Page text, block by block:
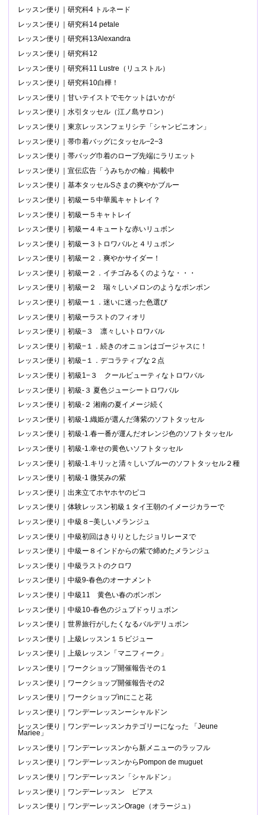
レッスン便り｜研究科4 トルネード
レッスン便り｜研究科14 petale
レッスン便り｜研究科13Alexandra
レッスン便り｜研究科12
レッスン便り｜研究科11 Lustre（リュストル）
レッスン便り｜研究科10白樺！
レッスン便り｜甘いテイストでモケットはいかが
レッスン便り｜水引タッセル（江ノ島サロン）
レッスン便り｜東京レッスンフェリシテ「シャンピニオン」
レッスン便り｜帯巾着バッグにタッセル−2−3
レッスン便り｜帯バッグ巾着のロープ先端にラリエット
レッスン便り｜宣伝広告「うみちかの輪」掲載中
レッスン便り｜基本タッセルSさまの爽やかブルー
レッスン便り｜初級ー５中華風キャトレイ？
レッスン便り｜初級ー５キャトレイ
レッスン便り｜初級ー４キュートな赤いリュボン
レッスン便り｜初級ー３トロワバルと４リュボン
レッスン便り｜初級ー２．爽やかサイダー！
レッスン便り｜初級ー２．イチゴみるくのような・・・
レッスン便り｜初級ー２ 瑞々しいメロンのようなポンポン
レッスン便り｜初級ー１．迷いに迷った色選び
レッスン便り｜初級ーラストのフィオリ
レッスン便り｜初級−３ 凛々しいトロワバル
レッスン便り｜初級−１．続きのオニョンはゴージャスに！
レッスン便り｜初級−１．デコラティブな２点
レッスン便り｜初級1−３ クールビューティなトロワバル
レッスン便り｜初級-３ 夏色ジューシートロワバル
レッスン便り｜初級-２ 湘南の夏イメージ続く
レッスン便り｜初級-1.織姫が選んだ薄紫のソフトタッセル
レッスン便り｜初級-1.春一番が運んだオレンジ色のソフトタッセル
レッスン便り｜初級-1.幸せの黄色いソフトタッセル
レッスン便り｜初級-1.キリッと清々しいブルーのソフトタッセル２種
レッスン便り｜初級-1 微笑みの紫
レッスン便り｜出来立てホヤホヤのピコ
レッスン便り｜体験レッスン初級１タイ王朝のイメージカラーで
レッスン便り｜中級８−美しいメランジュ
レッスン便り｜中級初回はきりりとしたジョリレーヌで
レッスン便り｜中級ー８インドからの紫で締めたメランジュ
レッスン便り｜中級ラストのクロワ
レッスン便り｜中級9-春色のオーナメント
レッスン便り｜中級11 黄色い春のボンボン
レッスン便り｜中級10-春色のジュプドゥリュボン
レッスン便り｜世界旅行がしたくなるバルデリュボン
レッスン便り｜上級レッスン１５ビジュー
レッスン便り｜上級レッスン「マニフィーク」
レッスン便り｜ワークショップ開催報告その１
レッスン便り｜ワークショップ開催報告その2
レッスン便り｜ワークショップinにこと花
レッスン便り｜ワンデーレッスンーシャルドン
レッスン便り｜ワンデーレッスンカテゴリーになった 「Jeune
Mariee」
レッスン便り｜ワンデーレッスンから新メニューのラッフル
レッスン便り｜ワンデーレッスンからPompon de muguet
レッスン便り｜ワンデーレッスン「シャルドン」
レッスン便り｜ワンデーレッスン ピアス
レッスン便り｜ワンデーレッスンOrage（オラージュ）